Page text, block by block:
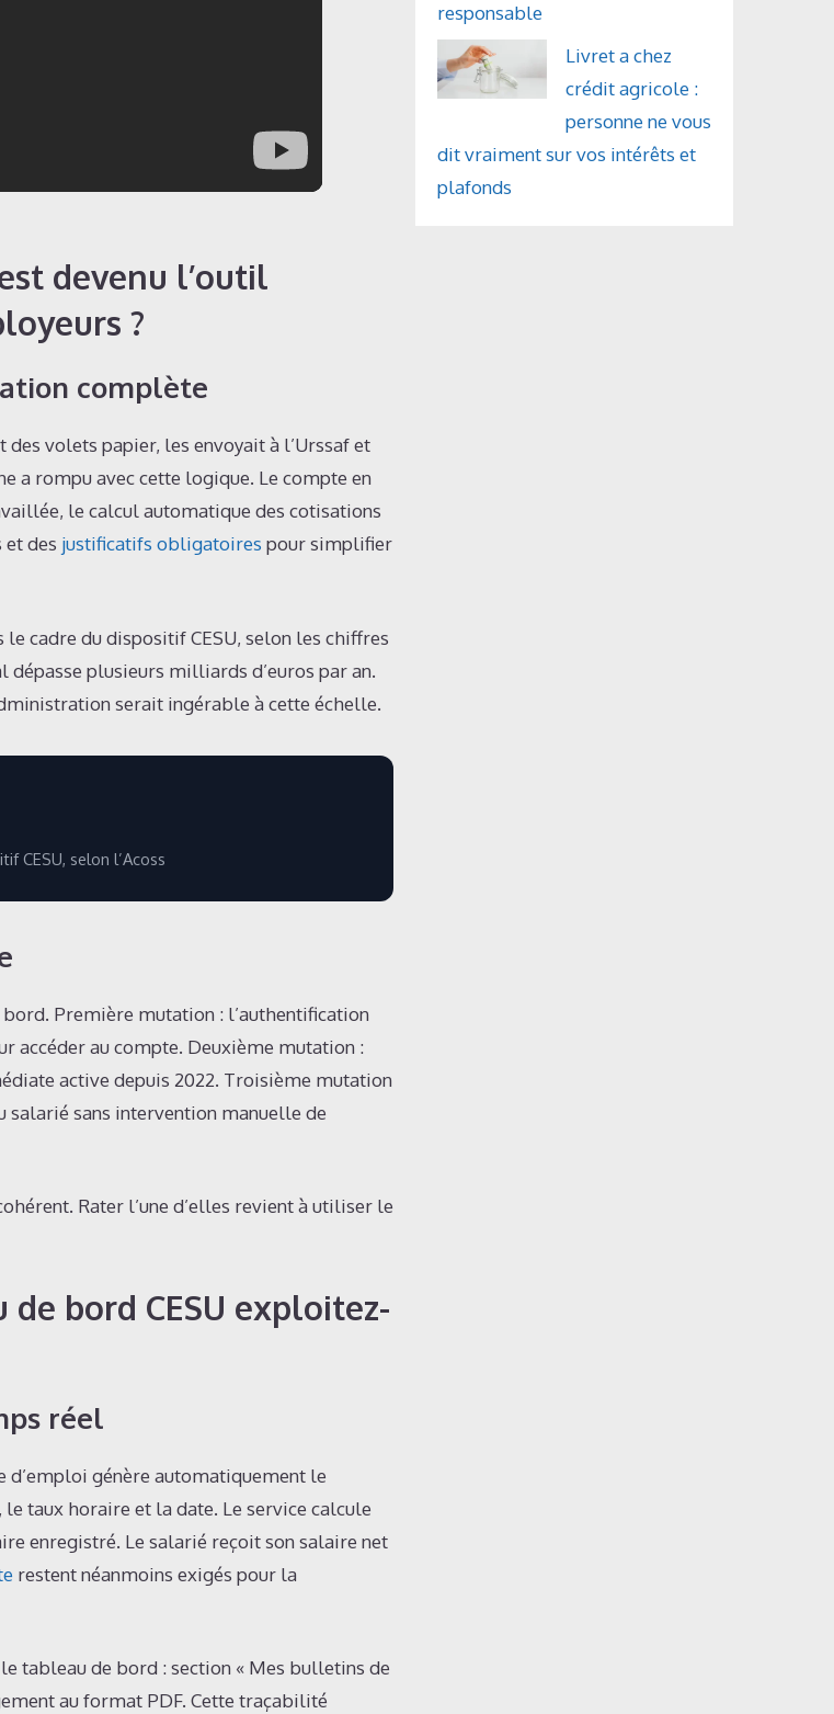
devenu l’outil
?
complète
volets papier, les envoyait à l’Urssaf et
a rompu avec cette logique. Le compte en
le calcul automatique des cotisations
des justificatifs obligatoires pour simplifier
cadre du dispositif CESU, selon les chiffres
dépasse plusieurs milliards d’euros par an.
serait ingérable à cette échelle.
CESU, selon l’Acoss
Première mutation : l’authentification
accéder au compte. Deuxième mutation :
active depuis 2022. Troisième mutation
salarié sans intervention manuelle de
Rater l’une d’elles revient à utiliser le
bord CESU exploitez-
réel
d’emploi génère automatiquement le
taux horaire et la date. Le service calcule
enregistré. Le salarié reçoit son salaire net
restent néanmoins exigés pour la
tableau de bord : section « Mes bulletins de
au format PDF. Cette traçabilité
responsable
Livret a chez
crédit agricole :
personne ne vous
dit vraiment sur vos intérêts et
plafonds